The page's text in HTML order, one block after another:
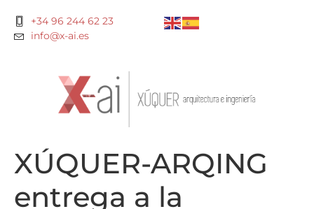
+34 96 244 62 23
info@x-ai.es
XÚQUER-ARQING
entrega a la